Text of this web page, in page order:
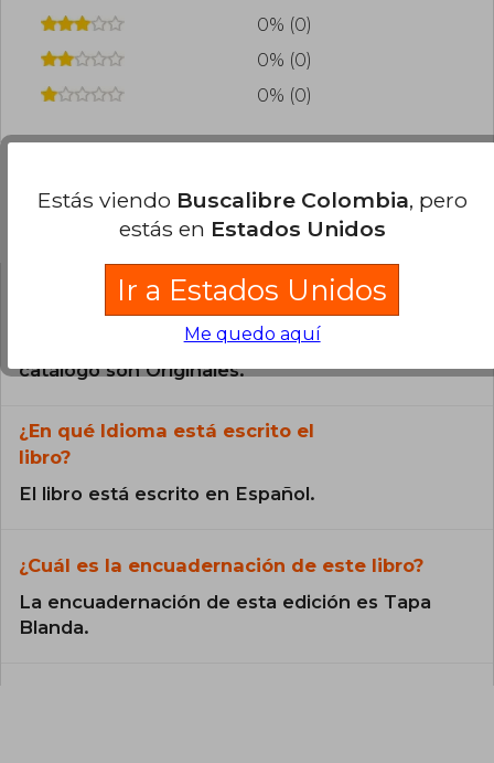
(2008) y 25 de Mayo, de la colección Historias de
América Latina de The History Channel y
director de la revista Caras y Caretas, y de
www.elhistoriador.com.ar, el sitio de historia
0% (0)
0% (0)
0% (0)
Preguntas frecuentes sobre el libro
Todos los libros de nuestro
catálogo son Originales.
¿En qué Idioma está escrito el
libro?
El libro está escrito en Español.
¿Cuál es la encuadernación de este libro?
La encuadernación de esta edición es Tapa
Blanda.
Estás viendo Buscalibre Colombia, pero
estás en Estados Unidos
Ir a Estados Unidos
Me quedo aquí